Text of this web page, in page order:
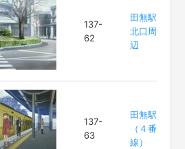
137-
62
田無駅
北口周
辺
137-
63
田無駅
（４番
線）